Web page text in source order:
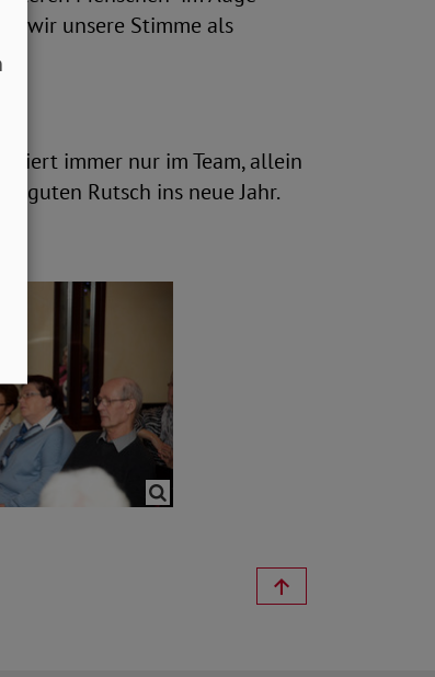
wir unsere Stimme als
immer nur im Team, allein
guten Rutsch ins neue Jahr.